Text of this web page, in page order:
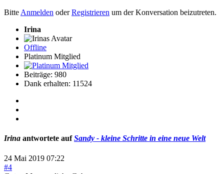
Bitte Anmelden oderRegistrieren um der Konversation beizutreten.
Irina
Offline
Platinum Mitglied
Beiträge: 980
Dank erhalten: 11524
Irina antwortete aufSandy - kleine Schritte in eine neue Welt
24 Mai 2019 07:22
#4